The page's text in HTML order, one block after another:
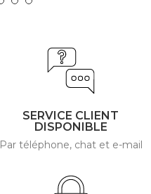
SERVICE CLIENT
DISPONIBLE
Par téléphone, chat et e-mail